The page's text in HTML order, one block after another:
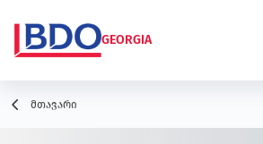
GEORGIA
მთავარი